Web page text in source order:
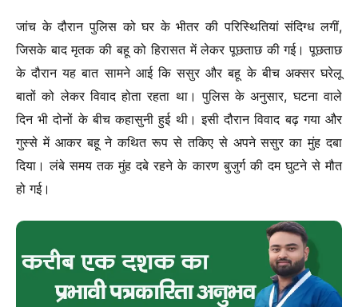
जांच के दौरान पुलिस को घर के भीतर की परिस्थितियां संदिग्ध लगीं,
जिसके बाद मृतक की बहू को हिरासत में लेकर पूछताछ की गई। पूछताछ
के दौरान यह बात सामने आई कि ससुर और बहू के बीच अक्सर घरेलू
बातों को लेकर विवाद होता रहता था। पुलिस के अनुसार, घटना वाले
दिन भी दोनों के बीच कहासुनी हुई थी। इसी दौरान विवाद बढ़ गया और
गुस्से में आकर बहू ने कथित रूप से तकिए से अपने ससुर का मुंह दबा
दिया। लंबे समय तक मुंह दबे रहने के कारण बुजुर्ग की दम घुटने से मौत
हो गई।